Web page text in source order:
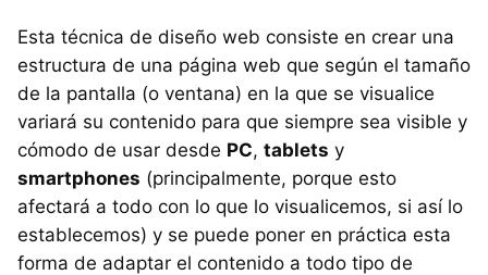
Esta técnica de diseño web consiste en crear una
estructura de una página web que según el tamaño
de la pantalla (o ventana) en la que se visualice
variará su contenido para que siempre sea visible y
cómodo de usar desde PC, tablets y
smartphones (principalmente, porque esto
afectará a todo con lo que lo visualicemos, si así lo
establecemos) y se puede poner en práctica esta
forma de adaptar el contenido a todo tipo de